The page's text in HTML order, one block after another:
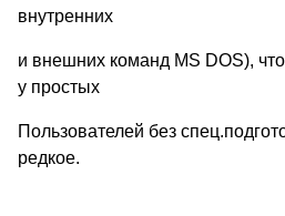
внутренних
и внешних команд MS DOS),
у простых
Пользователей без
редкое.